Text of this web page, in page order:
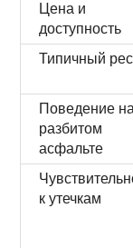
Цена и
доступность
Типичный
Поведение на
разбитом
асфальте
к утечкам